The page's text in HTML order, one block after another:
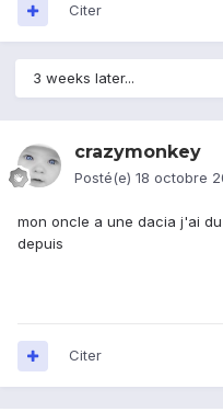
Citer
3 weeks later...
crazymonkey
Posté(e) 18 octobre
mon oncle a une dacia j'ai
depuis
Citer